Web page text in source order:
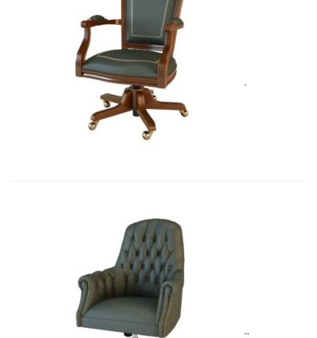
Art&Moble 01002 Кресло вращающе...
5 575,71 €
Art&Moble 01013G Кресло конфиде�...